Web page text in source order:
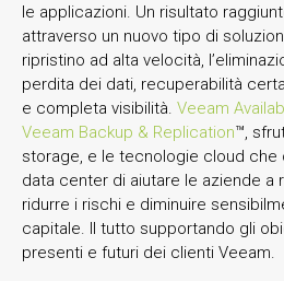
le applicazioni. Un risultato
attraverso un nuovo tipo di
ripristino ad alta velocità,
perdita dei dati, recuperabilità
e completa visibilità. Veeam
Veeam Backup & Replication™,
storage, e le tecnologie cloud che
data center di aiutare le aziende a
ridurre i rischi e diminuire
capitale. Il tutto supportando gli
presenti e futuri dei clienti Veeam.